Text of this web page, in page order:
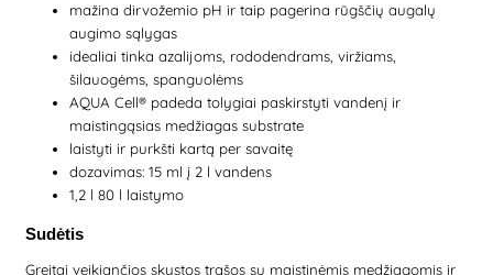
mažina dirvožemio pH ir taip pagerina rūgščių augalų
augimo sąlygas
idealiai tinka azalijoms, rododendrams, viržiams,
šilauogėms, spanguolėms
AQUA Cell® padeda tolygiai paskirstyti vandenį ir
maistingąsias medžiagas substrate
laistyti ir purkšti kartą per savaitę
dozavimas: 15 ml į 2 l vandens
1,2 l 80 l laistymo
Sudėtis
Greitai veikiančios skystos trąšos su maistinėmis medžiagomis ir